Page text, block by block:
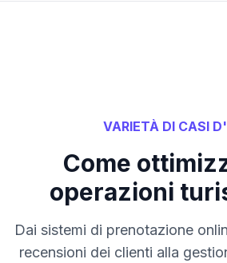
VARIETÀ DI CASI
Come
operazioni
Dai sistemi di prenotazione
recensioni dei clienti alla